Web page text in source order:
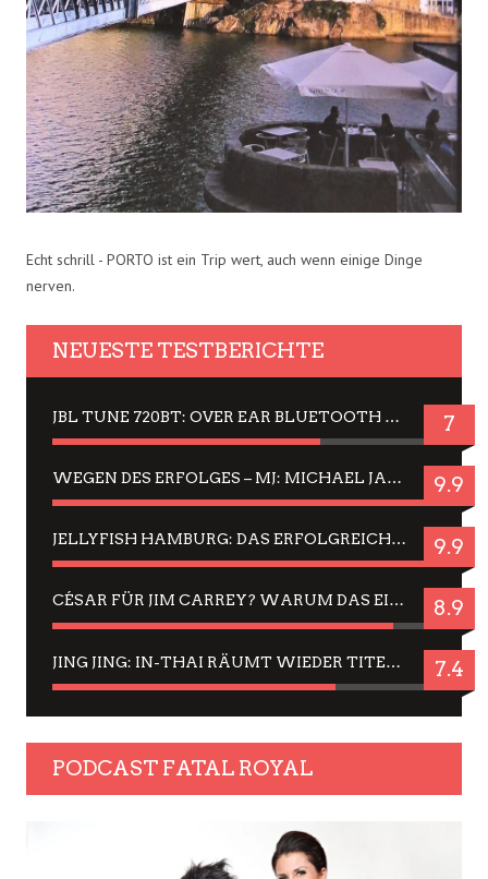
Echt schrill - PORTO ist ein Trip wert, auch wenn einige Dinge
nerven.
NEUESTE TESTBERICHTE
JBL TUNE 720BT: OVER EAR BLUETOOTH KOPFHÖRER UM DIE 50,-€ IM DAUER-TEST 7
WEGEN DES ERFOLGES – MJ: MICHAEL JACKSON MUSICAL IN EINER MATINEE SEHEN 9.9
JELLYFISH HAMBURG: DAS ERFOLGREICHE SOMMER-MENÜ 2025 IN GEFÜHLEN UND BILDERN 9.9
CÉSAR FÜR JIM CARREY? WARUM DAS EINER DER NERVIGSTEN ACTORS IST UND BLEIBT 8.9
JING JING: IN-THAI RÄUMT WIEDER TITEL AB – EIN ZWEI-STUNDEN-ERLEBNISBERICHT 7.4
PODCAST FATAL ROYAL